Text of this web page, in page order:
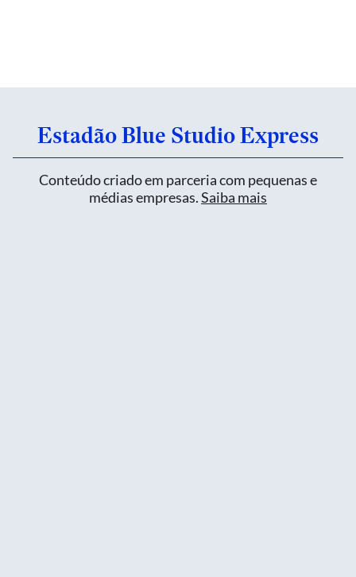
Estadão Blue Studio Express
Conteúdo criado em parceria com pequenas e
médias empresas.Saiba mais